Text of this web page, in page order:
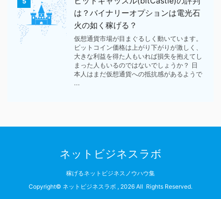
は？バイナリーオプションは電光石
火の如く稼げる？
仮想通貨市場が目まぐるしく動いています。
ビットコイン価格は上がり下がりが激しく、
大きな利益を得た人もいれば損失を抱えてし
まった人もいるのではないでしょうか？ 日
本人はまだ仮想通貨への抵抗感があるようで
...
ネットビジネスラボ
稼げるネットビジネスノウハウ集
Copyright© ネットビジネスラボ , 2026 All Rights Reserved.